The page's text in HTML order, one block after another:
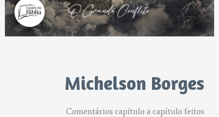
Michelson Borges
Comentários capítulo a capítulo feitos